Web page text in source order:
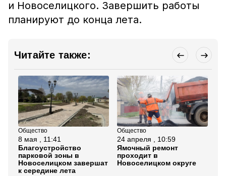
и Новоселицкого. Завершить работы
планируют до конца лета.
Читайте также:
Общество
8 мая , 11:41
Благоустройство
парковой зоны в
Новоселицком завершат
к середине лета
Общество
24 апреля , 10:59
Ямочный ремонт
проходит в
Новоселицком округе